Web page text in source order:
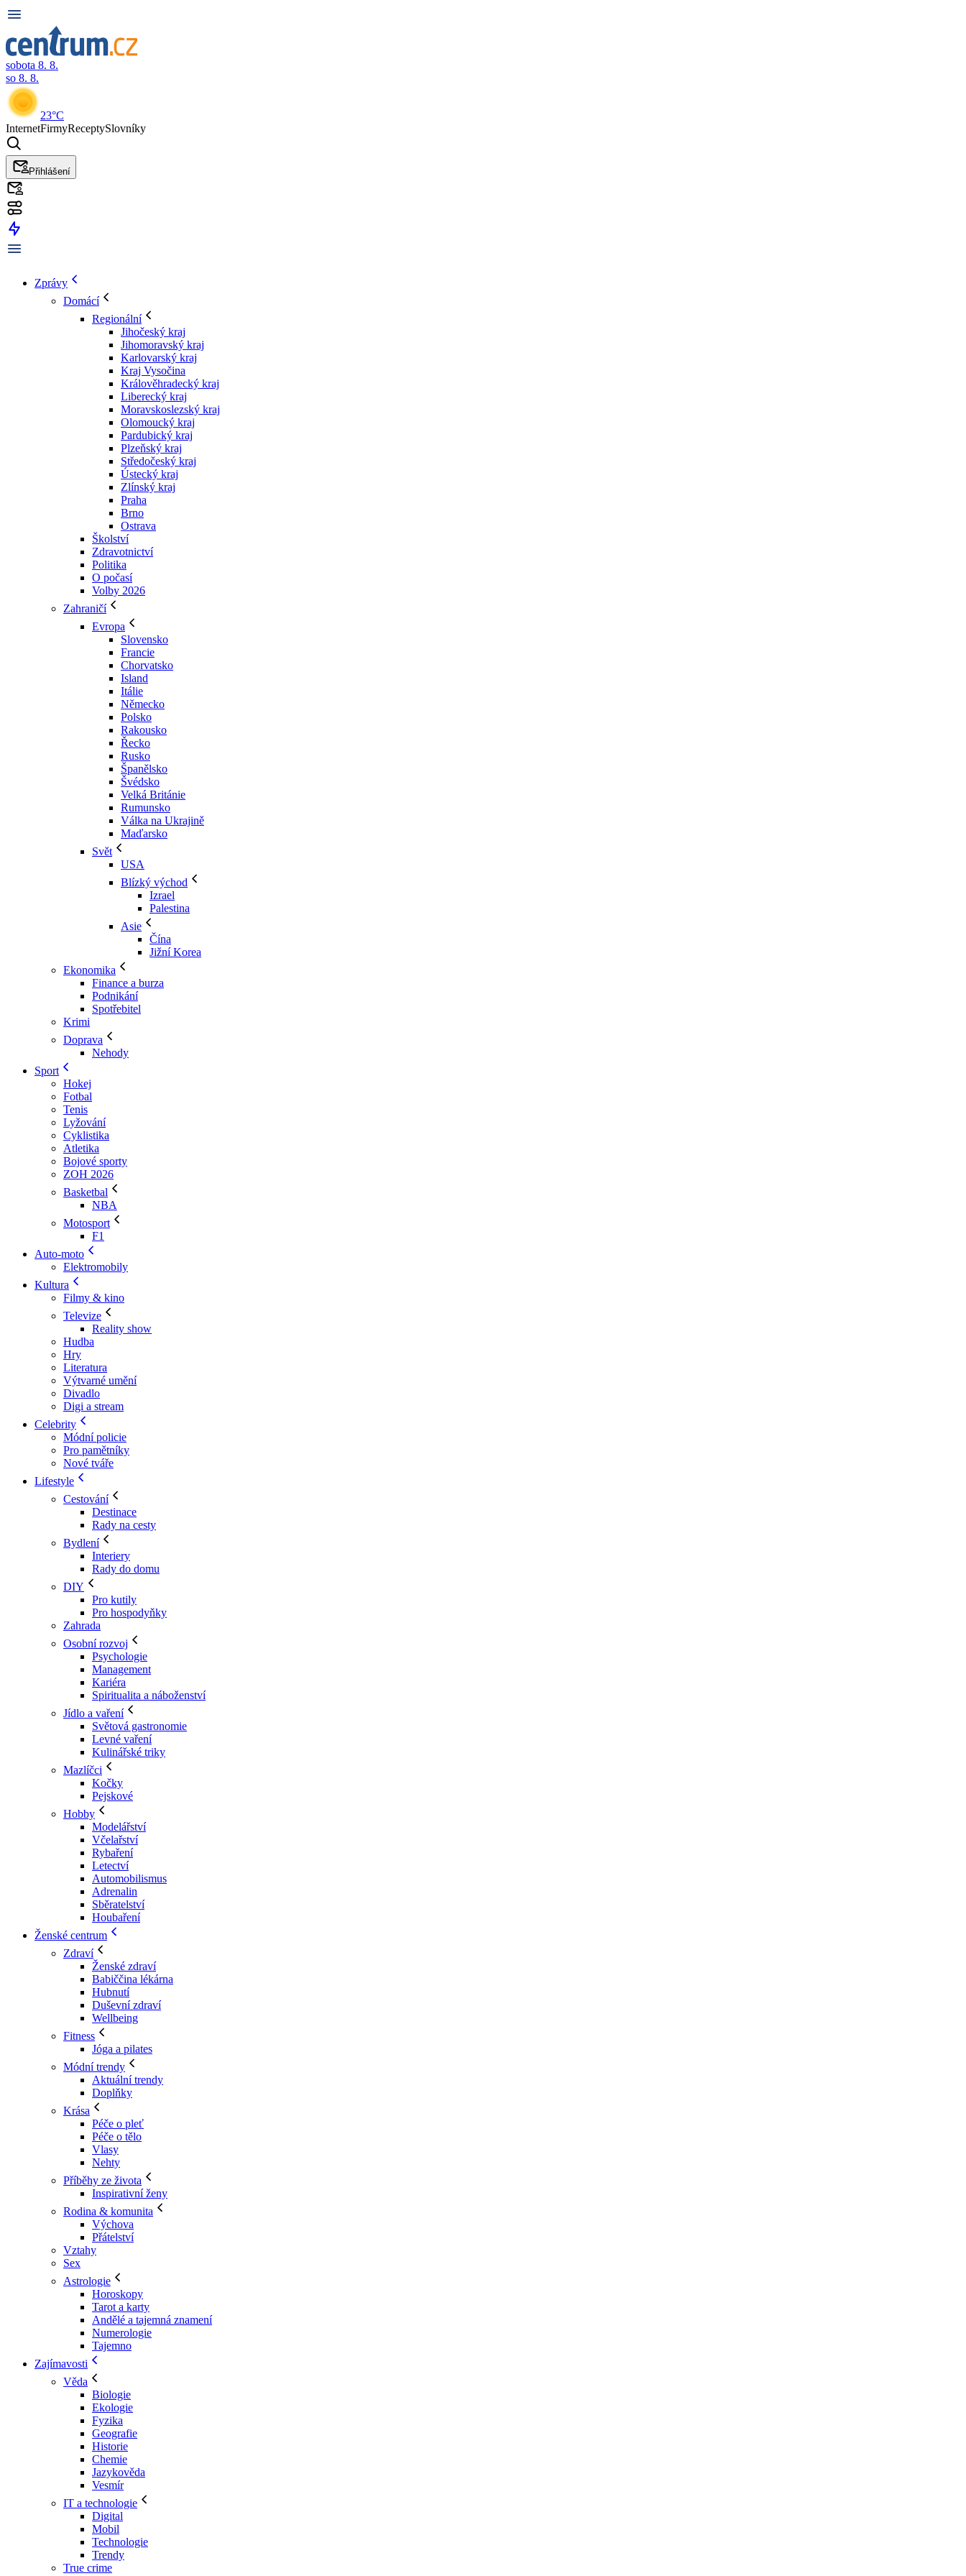
sobota 8. 8.
so 8. 8.
23°C
InternetFirmyReceptySlovníky
Přihlášení
Zprávy
Domácí
Regionální
Jihočeský kraj
Jihomoravský kraj
Karlovarský kraj
Kraj Vysočina
Králověhradecký kraj
Liberecký kraj
Moravskoslezský kraj
Olomoucký kraj
Pardubický kraj
Plzeňský kraj
Středočeský kraj
Ústecký kraj
Zlínský kraj
Praha
Brno
Ostrava
Školství
Zdravotnictví
Politika
O počasí
Volby 2026
Zahraničí
Evropa
Slovensko
Francie
Chorvatsko
Island
Itálie
Německo
Polsko
Rakousko
Řecko
Rusko
Španělsko
Švédsko
Velká Británie
Rumunsko
Válka na Ukrajině
Maďarsko
Svět
USA
Blízký východ
Izrael
Palestina
Asie
Čína
Jižní Korea
Ekonomika
Finance a burza
Podnikání
Spotřebitel
Krimi
Doprava
Nehody
Sport
Hokej
Fotbal
Tenis
Lyžování
Cyklistika
Atletika
Bojové sporty
ZOH 2026
Basketbal
NBA
Motosport
F1
Auto-moto
Elektromobily
Kultura
Filmy & kino
Televize
Reality show
Hudba
Hry
Literatura
Výtvarné umění
Divadlo
Digi a stream
Celebrity
Módní policie
Pro pamětníky
Nové tváře
Lifestyle
Cestování
Destinace
Rady na cesty
Bydlení
Interiery
Rady do domu
DIY
Pro kutily
Pro hospodyňky
Zahrada
Osobní rozvoj
Psychologie
Management
Kariéra
Spiritualita a náboženství
Jídlo a vaření
Světová gastronomie
Levné vaření
Kulinářské triky
Mazlíčci
Kočky
Pejskové
Hobby
Modelářství
Včelařství
Rybaření
Letectví
Automobilismus
Adrenalin
Sběratelství
Houbaření
Ženské centrum
Zdraví
Ženské zdraví
Babiččina lékárna
Hubnutí
Duševní zdraví
Wellbeing
Fitness
Jóga a pilates
Módní trendy
Aktuální trendy
Doplňky
Krása
Péče o pleť
Péče o tělo
Vlasy
Nehty
Příběhy ze života
Inspirativní ženy
Rodina & komunita
Výchova
Přátelství
Vztahy
Sex
Astrologie
Horoskopy
Tarot a karty
Andělé a tajemná znamení
Numerologie
Tajemno
Zajímavosti
Věda
Biologie
Ekologie
Fyzika
Geografie
Historie
Chemie
Jazykověda
Vesmír
IT a technologie
Digital
Mobil
Technologie
Trendy
True crime